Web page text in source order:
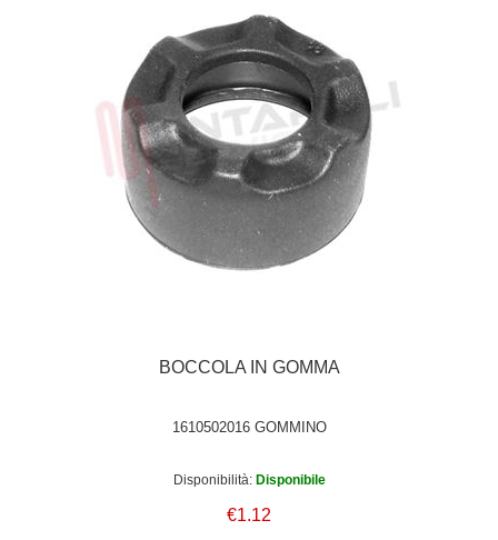
BOCCOLA IN GOMMA
1610502016 GOMMINO
Disponibilità: Disponibile
€1.12